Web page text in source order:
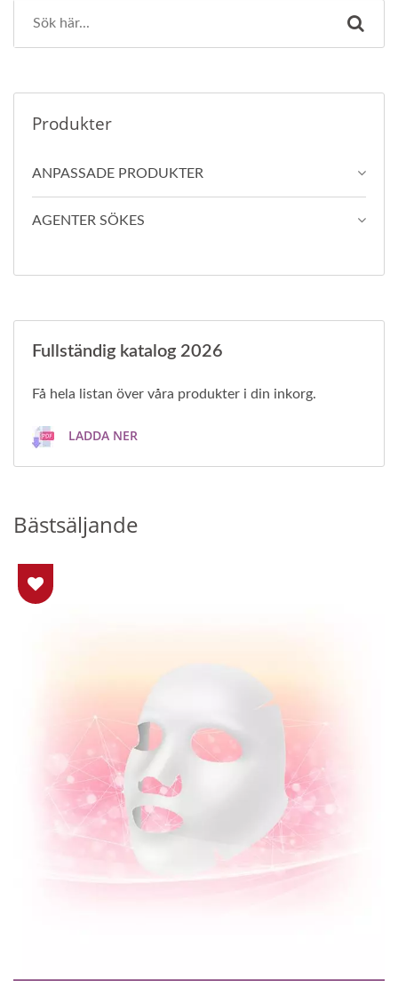
Produkter
ANPASSADE PRODUKTER
AGENTER SÖKES
Fullständig katalog 2026
Få hela listan över våra produkter i din inkorg.
LADDA NER
Bästsäljande